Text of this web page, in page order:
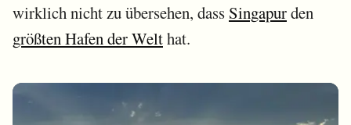
wirklich nicht zu übersehen, dass Singapurden
größten Hafen der Welthat.